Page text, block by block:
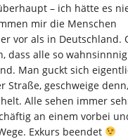
– ich hätte es
mir die Menschen
vor als in Deutschland.
dass alle so wahnsinnnig
Man guckt sich
Straße, geschweige denn,
Alle sehen immer
an einem vorbei
Exkurs beendet